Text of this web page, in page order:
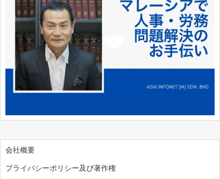
会社概要
プライバシーポリシー及び著作権